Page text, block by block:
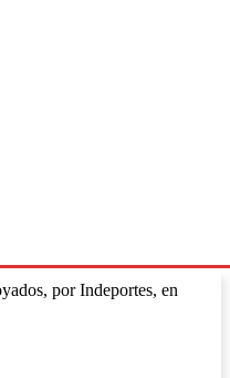
por Indeportes, en